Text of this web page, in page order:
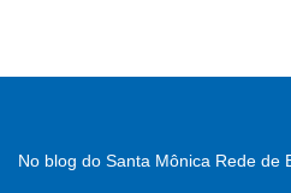
No blog do Santa Mônica Rede de